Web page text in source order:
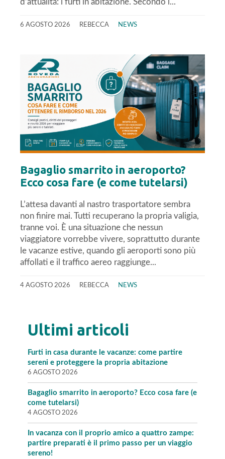
d’attualità: i furti in abitazione. Secondo i...
6 AGOSTO 2026 REBECCA NEWS
Bagaglio smarrito in aeroporto?
Ecco cosa fare (e come tutelarsi)
L’attesa davanti al nastro trasportatore sembra
non finire mai. Tutti recuperano la propria valigia,
tranne voi. È una situazione che nessun
viaggiatore vorrebbe vivere, soprattutto durante
le vacanze estive, quando gli aeroporti sono più
affollati e il traffico aereo raggiunge...
4 AGOSTO 2026 REBECCA NEWS
Ultimi articoli
Furti in casa durante le vacanze: come partire
sereni e proteggere la propria abitazione
6 AGOSTO 2026
Bagaglio smarrito in aeroporto? Ecco cosa fare (e
come tutelarsi)
4 AGOSTO 2026
In vacanza con il proprio amico a quattro zampe:
partire preparati è il primo passo per un viaggio
sereno!